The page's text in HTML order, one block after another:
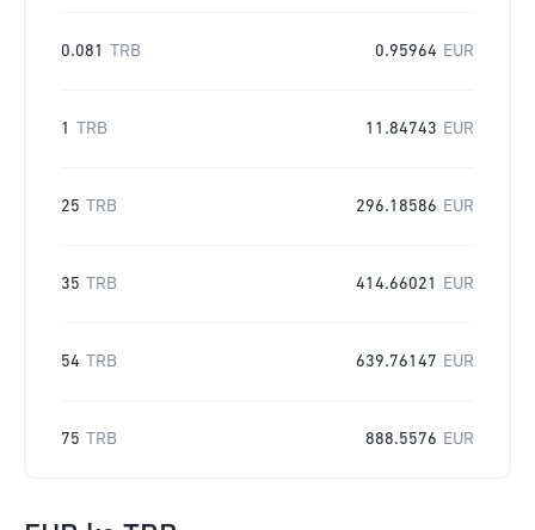
0.081 TRB 0.95964 EUR
1 TRB 11.84743 EUR
25 TRB 296.18586 EUR
35 TRB 414.66021 EUR
54 TRB 639.76147 EUR
75 TRB 888.5576 EUR